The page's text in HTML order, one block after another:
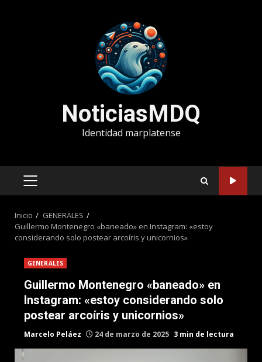
NoticiasMDQ
Identidad marplatense
MENÚ
Inicio
GENERALES
Guillermo Montenegro «baneado» en Instagram: «estoy
considerando solo postear arcoíris y unicornios»
GENERALES
Guillermo Montenegro «baneado» en
Instagram: «estoy considerando solo
postear arcoíris y unicornios»
Marcelo Peláez 24 de marzo de 2025 3 min de lectura